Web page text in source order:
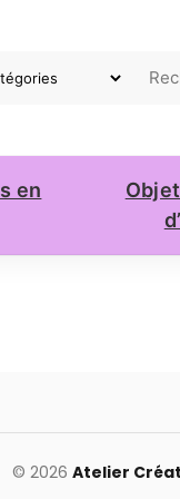
en
© 2026 Atelier